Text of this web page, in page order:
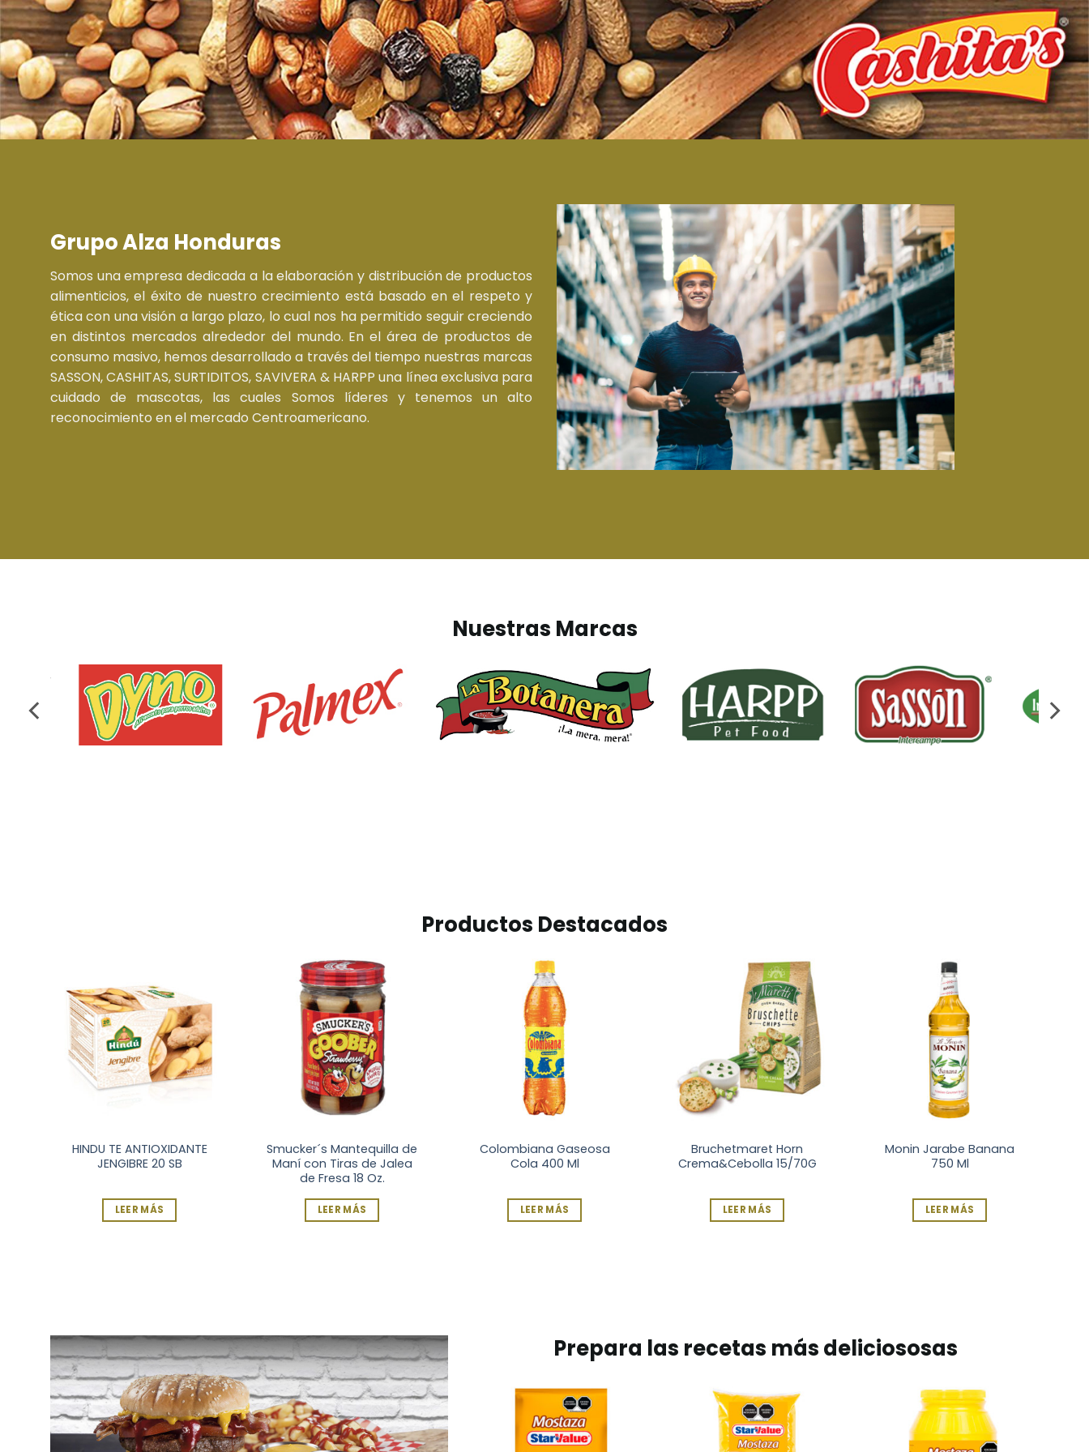
Grupo Alza Honduras
Somos una empresa dedicada a la elaboración y distribución de productos
alimenticios, el éxito de nuestro crecimiento está basado en el respeto y
ética con una visión a largo plazo, lo cual nos ha permitido seguir creciendo
en distintos mercados alrededor del mundo. En el área de productos de
consumo masivo, hemos desarrollado a través del tiempo nuestras marcas
SASSON, CASHITAS, SURTIDITOS, SAVIVERA & HARPP una línea exclusiva para
cuidado de mascotas, las cuales Somos líderes y tenemos un alto
reconocimiento en el mercado Centroamericano.
Nuestras Marcas
Productos Destacados
HINDU TE ANTIOXIDANTE
JENGIBRE 20 SB
LEER MÁS
Smucker´s Mantequilla de
Maní con Tiras de Jalea
de Fresa 18 Oz.
LEER MÁS
Colombiana Gaseosa
Cola 400 Ml
LEER MÁS
Bruchetmaret Horn
Crema&Cebolla 15/70G
LEER MÁS
Monin Jarabe Banana
750 Ml
LEER MÁS
Prepara las recetas más deliciososas